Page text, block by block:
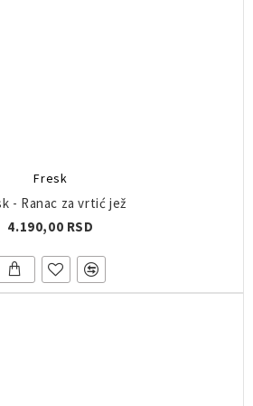
Fresk
- Ranac za vrtić jež
4.190,00 RSD